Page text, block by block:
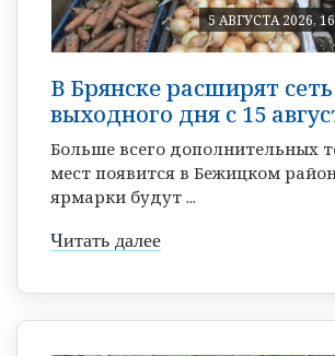
5 АВГУСТА 2026,
В Брянске расширят
выходного дня с 15
Больше всего дополнительных
мест появится в Бежицком
ярмарки будут ...
Читать далее